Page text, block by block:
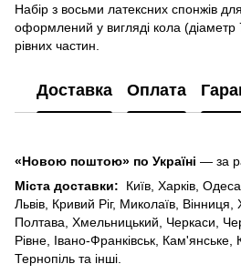
Набір з восьми латексних спонжів
оформлений у вигляді кола
рівних частин.
Доставка Оплата
«Новою поштою» по Україні — за
Міста доставки: Київ, Харків,
Львів, Кривий Ріг, Миколаїв, Вінниця,
Полтава, Хмельницький, Черкаси,
Рівне, Івано-Франківськ, Кам'янське,
Тернопіль та інші.